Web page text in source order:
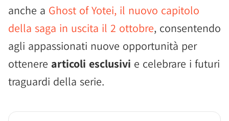
anche a Ghost of Yotei, il nuovo capitolo
della saga in uscita il 2 ottobre, consentendo
agli appassionati nuove opportunità per
ottenere articoli esclusivi e celebrare i futuri
traguardi della serie.